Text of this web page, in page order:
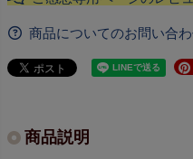
商品についてのお問い合
商品説明